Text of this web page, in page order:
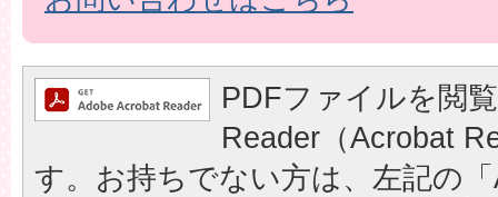
PDFファイルを閲
Reader（Acrobat
す。お持ちでない方は、左記の